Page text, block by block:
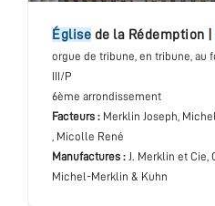
église de la Rédemption
orgue de tribune, en tribune, au
III/P
6ème arrondissement
Facteurs : Merklin Joseph,
, Micolle René
Manufactures :
J. Merklin et
Michel-Merklin & Kuhn